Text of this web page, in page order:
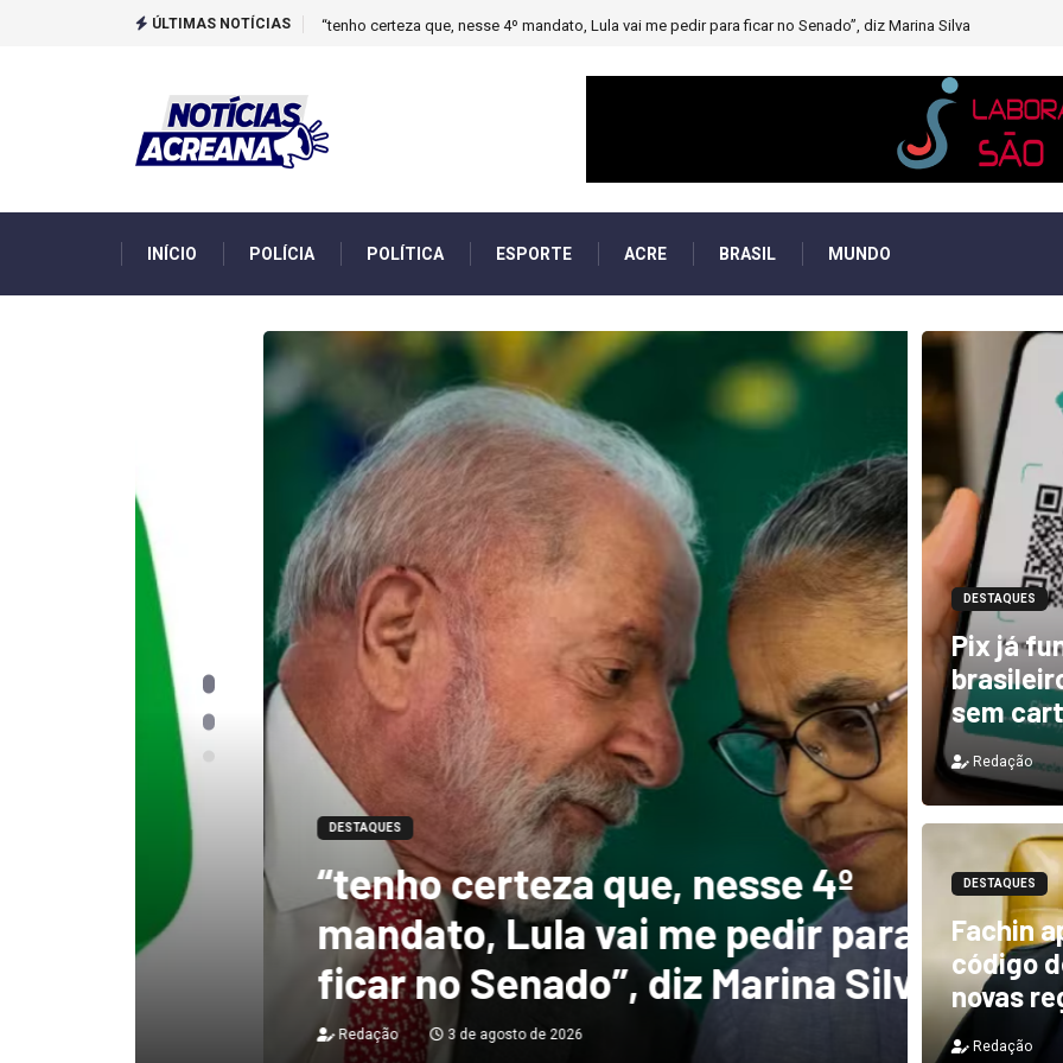
ÚLTIMAS NOTÍCIAS Novo boletim indica El Niño ‘muito forte’ diminuindo chuvas e provocando secas de rios
INÍCIO POLÍCIA POLÍTICA ESPORTE ACRE BRASIL MUNDO
“tenho certeza que, nesse 4º
mandato, Lula vai me pedir para
ficar no Senado”, diz Marina Silva
3 de agosto de 2026
DESTAQUES
DESTAQUES
Pix já
sem
Redação
DESTAQUES
Fachin
código
novas
Redação